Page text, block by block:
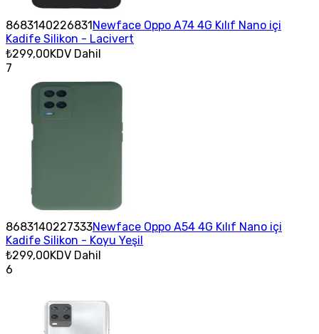
8683140226831Newface Oppo A74 4G Kılıf Nano içi
Kadife Silikon - Lacivert
₺299,00KDV Dahil
7
8683140227333Newface Oppo A54 4G Kılıf Nano içi
Kadife Silikon - Koyu Yeşil
₺299,00KDV Dahil
6